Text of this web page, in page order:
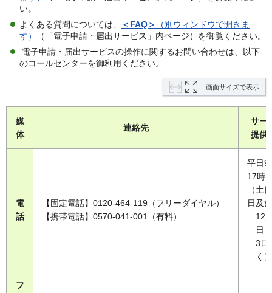
い。
よくある質問については、
＜FAQ＞
（別ウィンドウで開きま
す）
（「電子申請・届出サービス」内ページ）を御覧ください。
電子申請・届出サービスの操作に関するお問い合わせは、以下
のコールセンターを御利用ください。
画面サイズで表示
媒
体
連絡先
サー
提供
電
話
【固定電話】0120-464-119（フリーダイヤル）
【携帯電話】0570-041-001（有料）
平日9
17時
（土
日及び
12
日
3日
く）
フ